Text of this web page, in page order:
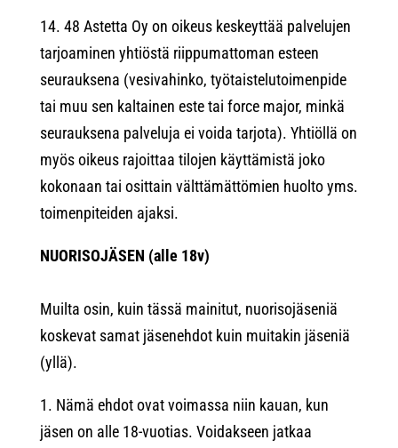
14. 48 Astetta Oy on oikeus keskeyttää palvelujen
tarjoaminen yhtiöstä riippumattoman esteen
seurauksena (vesivahinko, työtaistelutoimenpide
tai muu sen kaltainen este tai force major, minkä
seurauksena palveluja ei voida tarjota). Yhtiöllä on
myös oikeus rajoittaa tilojen käyttämistä joko
kokonaan tai osittain välttämättömien huolto yms.
toimenpiteiden ajaksi.
NUORISOJÄSEN (alle 18v)
Muilta osin, kuin tässä mainitut, nuorisojäseniä
koskevat samat jäsenehdot kuin muitakin jäseniä
(yllä).
1. Nämä ehdot ovat voimassa niin kauan, kun
jäsen on alle 18-vuotias. Voidakseen jatkaa